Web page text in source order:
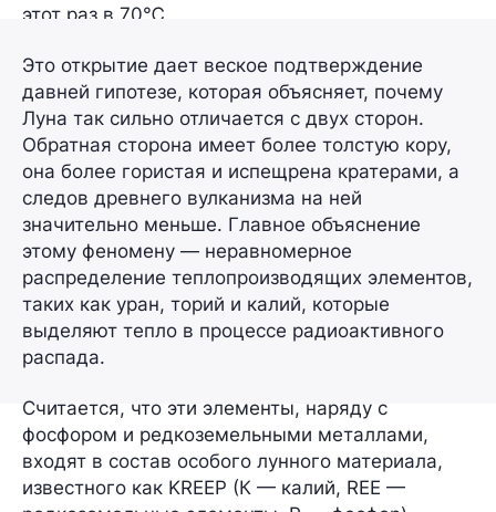
этот раз в 70℃.
Это открытие дает веское подтверждение
давней гипотезе, которая объясняет, почему
Луна так сильно отличается с двух сторон.
Обратная сторона имеет более толстую кору,
она более гористая и испещрена кратерами, а
следов древнего вулканизма на ней
значительно меньше. Главное объяснение
этому феномену — неравномерное
распределение теплопроизводящих элементов,
таких как уран, торий и калий, которые
выделяют тепло в процессе радиоактивного
распада.
Считается, что эти элементы, наряду с
фосфором и редкоземельными металлами,
входят в состав особого лунного материала,
известного как KREEP (К — калий, REE —